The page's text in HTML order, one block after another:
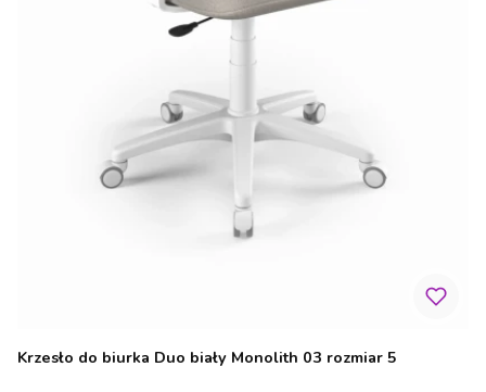
Krzesło do biurka Duo biały Monolith 03 rozmiar 5